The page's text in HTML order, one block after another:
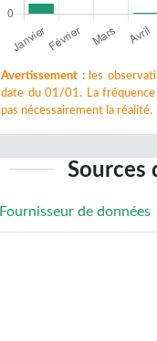
Avertissement :les
date du 01/01. La
pas nécessairement la réalité.
Sources
Fournisseur de données